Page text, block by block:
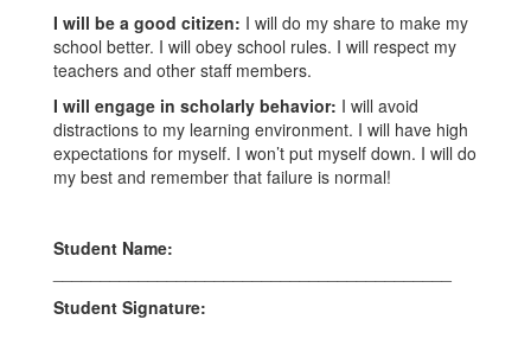
I will be a good citizen: I will do my share to make my
school better. I will obey school rules. I will respect my
teachers and other staff members.
I will engage in scholarly behavior: I will avoid
distractions to my learning environment. I will have high
expectations for myself. I won’t put myself down. I will do
my best and remember that failure is normal!
Student Name:
Student Signature: